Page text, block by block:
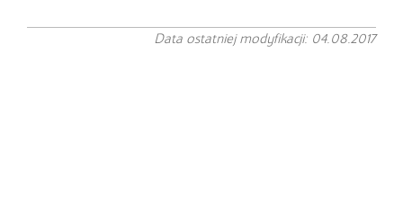
Data ostatniej modyfikacji: 04.08.2017